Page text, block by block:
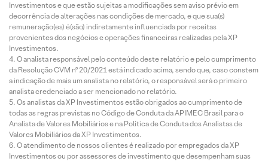
Investimentos e que estão sujeitas a modificações sem aviso prévio em
decorrência de alterações nas condições de mercado, e que sua(s)
remuneração(es) é(são) indiretamente influenciada por receitas
provenientes dos negócios e operações financeiras realizadas pela XP
Investimentos.
O analista responsável pelo conteúdo deste relatório e pelo cumprimento
da Resolução CVM nº 20/2021 está indicado acima, sendo que, caso constem
a indicação de mais um analista no relatório, o responsável será o primeiro
analista credenciado a ser mencionado no relatório.
Os analistas da XP Investimentos estão obrigados ao cumprimento de
todas as regras previstas no Código de Conduta da APIMEC Brasil para o
Analista de Valores Mobiliários e na Política de Conduta dos Analistas de
Valores Mobiliários da XP Investimentos.
O atendimento de nossos clientes é realizado por empregados da XP
Investimentos ou por assessores de investimento que desempenham suas